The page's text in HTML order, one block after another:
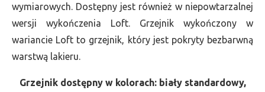
wymiarowych. Dostępny jest również w niepowtarzalnej
wersji wykończenia Loft. Grzejnik wykończony w
wariancie Loft to grzejnik, który jest pokryty bezbarwną
warstwą lakieru.
Grzejnik dostępny w kolorach: biały standardowy,